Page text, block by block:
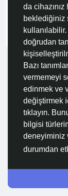
da
beklediğiniz
doğrudan
Bazı
vermemeyi
edinmek ve
değiştirmek
tıklayın.
bilgisi
deneyiminiz
durumdan
02:00
24°C
‹
© 2026 Özelim
Hakkımızda
Destek Merkezi